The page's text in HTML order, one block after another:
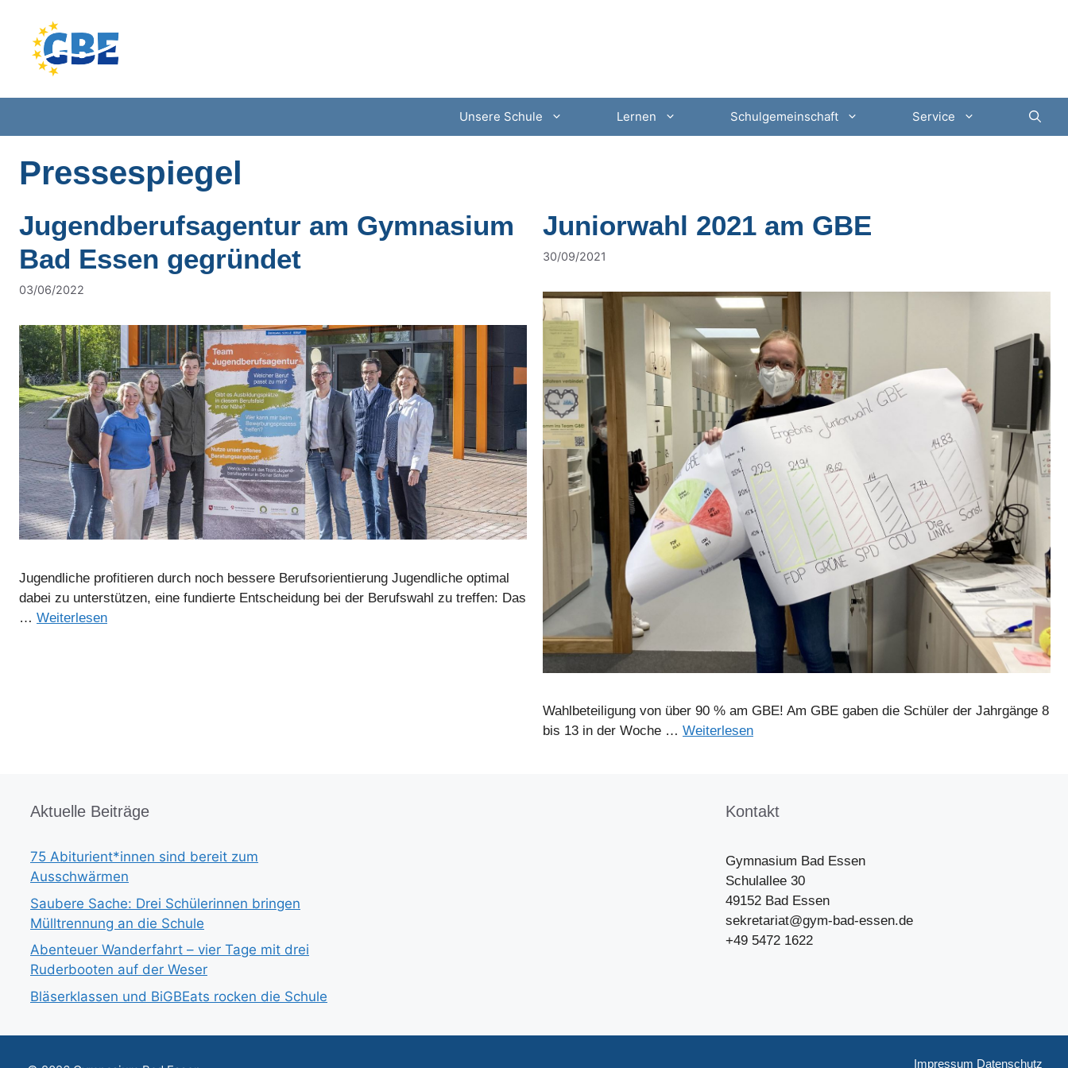
springen
Unsere Schule Lernen Schulgemeinschaft Service
Pressespiegel
Jugendberufsagentur am Gymnasium
Bad Essen gegründet
03/06/2022
Jugendliche profitieren durch noch bessere Berufsorientierung Jugendliche optimal
dabei zu unterstützen, eine fundierte Entscheidung bei der Berufswahl zu treffen: Das
… Weiterlesen
Juniorwahl 2021 am GBE
30/09/2021
Wahlbeteiligung von über 90 % am GBE! Am GBE gaben die Schüler der Jahrgänge 8
bis 13 in der Woche … Weiterlesen
Aktuelle Beiträge
75 Abiturient*innen sind bereit zum
Ausschwärmen
Saubere Sache: Drei Schülerinnen bringen
Mülltrennung an die Schule
Abenteuer Wanderfahrt – vier Tage mit drei
Ruderbooten auf der Weser
Bläserklassen und BiGBEats rocken die Schule
Kontakt
Gymnasium Bad Essen
Schulallee 30
49152 Bad Essen
sekretariat@gym-bad-essen.de
+49 5472 1622
Impressum Datenschutz